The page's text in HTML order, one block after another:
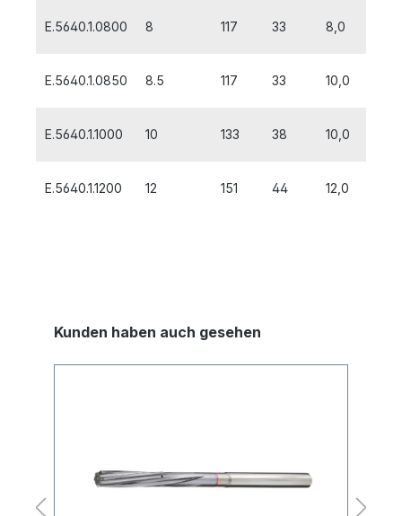
E.5640.1.0800 8 117 33 8,0
E.5640.1.0850 8.5 117 33 10,0
E.5640.1.1000 10 133 38 10,0
E.5640.1.1200 12 151 44 12,0
Kunden haben auch gesehen